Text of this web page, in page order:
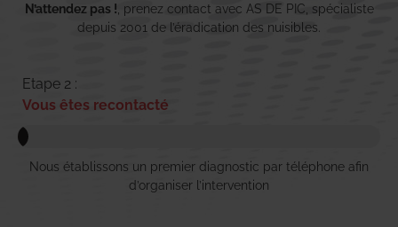
N’attendez pas ! , prenez contact avec AS DE PIC, spécialiste
depuis 2001 de l’éradication des nuisibles.
Etape 2 :
Vous êtes recontacté
Nous établissons un premier diagnostic par téléphone afin
d’organiser l’intervention